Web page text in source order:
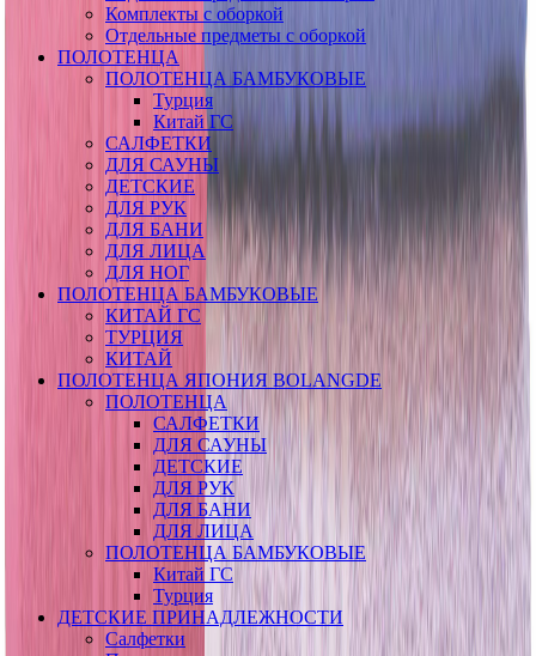
Комплекты с оборкой
Отдельные предметы с оборкой
ПОЛОТЕНЦА
ПОЛОТЕНЦА БАМБУКОВЫЕ
Турция
Китай ГС
САЛФЕТКИ
ДЛЯ САУНЫ
ДЕТСКИЕ
ДЛЯ РУК
ДЛЯ БАНИ
ДЛЯ ЛИЦА
ДЛЯ НОГ
ПОЛОТЕНЦА БАМБУКОВЫЕ
КИТАЙ ГС
ТУРЦИЯ
КИТАЙ
ПОЛОТЕНЦА ЯПОНИЯ BOLANGDE
ПОЛОТЕНЦА
САЛФЕТКИ
ДЛЯ САУНЫ
ДЕТСКИЕ
ДЛЯ РУК
ДЛЯ БАНИ
ДЛЯ ЛИЦА
ПОЛОТЕНЦА БАМБУКОВЫЕ
Китай ГС
Турция
ДЕТСКИЕ ПРИНАДЛЕЖНОСТИ
Салфетки